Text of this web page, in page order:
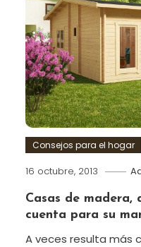
Consejos para el hogar
16 octubre, 2013
Casas de madera,
cuenta para su
A veces resulta más